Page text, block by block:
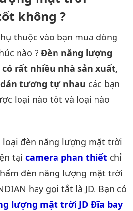
không ?
thuộc vào bạn mua dòng
nào ? Đèn năng lượng
rất nhiều nhà sản xuất,
tương tự nhau các bạn
loại nào tốt và loại nào
loại đèn năng lượng mặt trời
tại camera phan thiết chỉ
đèn năng lượng mặt trời
hay gọi tắt là JD. Bạn có
lượng mặt trời JD Đĩa bay